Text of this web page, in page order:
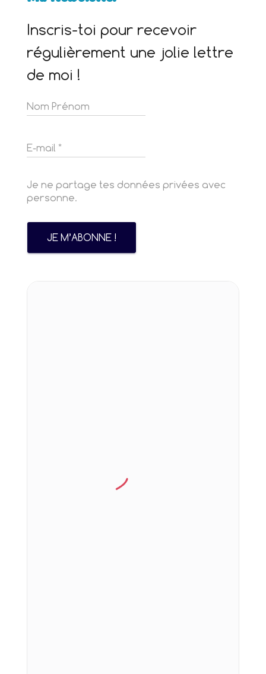
Inscris-toi pour recevoir
régulièrement une jolie lettre
de moi !
Je ne partage tes données privées avec
personne.